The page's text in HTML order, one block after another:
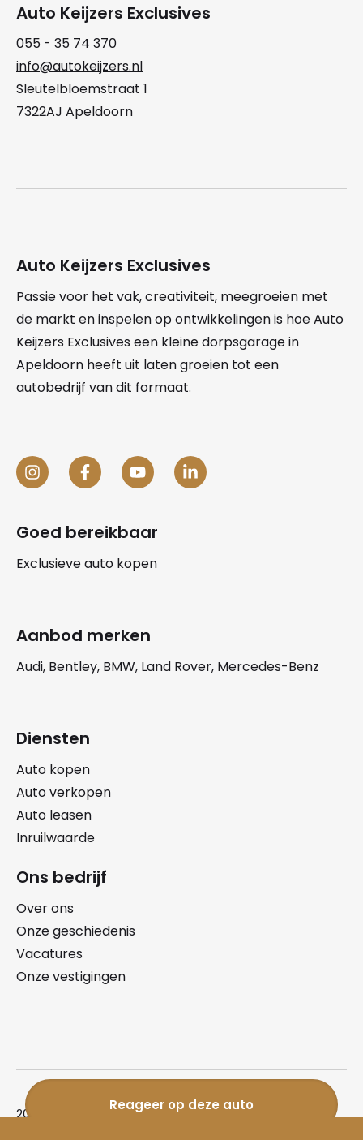
Reageer op deze auto
Auto Keijzers Exclusives
055 - 35 74 370
info@autokeijzers.nl
Sleutelbloemstraat 1
7322AJ Apeldoorn
Auto Keijzers Exclusives
Passie voor het vak, creativiteit, meegroeien met
de markt en inspelen op ontwikkelingen is hoe Auto
Keijzers Exclusives een kleine dorpsgarage in
Apeldoorn heeft uit laten groeien tot een
autobedrijf van dit formaat.
Goed bereikbaar
Exclusieve auto kopen
Aanbod merken
Audi, Bentley, BMW, Land Rover, Mercedes-Benz
Diensten
Auto kopen
Auto verkopen
Auto leasen
Inruilwaarde
Ons bedrijf
Over ons
Onze geschiedenis
Vacatures
Onze vestigingen
2026 © Auto Keijzers Exclusives